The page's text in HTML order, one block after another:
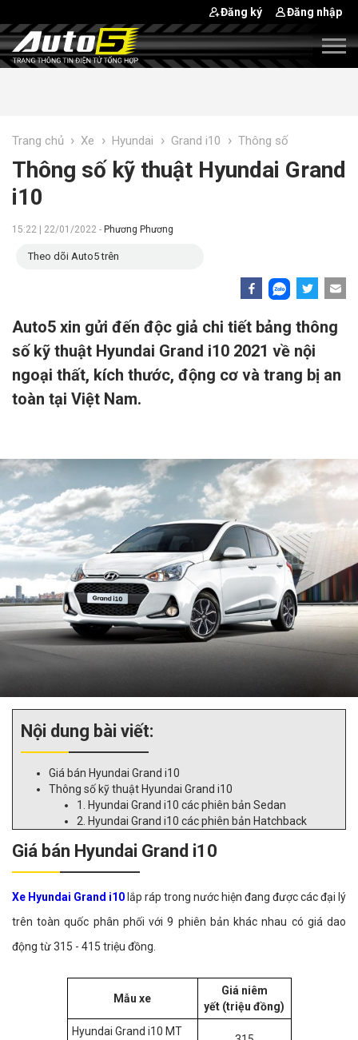
Đăng ký Đăng nhập
Trang chủ › Xe › Hyundai › Grand i10 › Thông số
Thông số kỹ thuật Hyundai Grand
i10
15:22 | 22/01/2022 - Phương Phương
Theo dõi Auto5 trên
Auto5 xin gửi đến độc giả chi tiết bảng thông
số kỹ thuật Hyundai Grand i10 2021 về nội
ngoại thất, kích thước, động cơ và trang bị an
toàn tại Việt Nam.
Nội dung bài viết:
Giá bán Hyundai Grand i10
Thông số kỹ thuật Hyundai Grand i10
1. Hyundai Grand i10 các phiên bản Sedan
2. Hyundai Grand i10 các phiên bản Hatchback
Giá bán Hyundai Grand i10
Xe Hyundai Grand i10 lắp ráp trong nước hiện đang được các đại lý
trên toàn quốc phân phối với 9 phiên bản khác nhau có giá dao
động từ 315 - 415 triệu đồng.
Mẫu xe
Giá niêm
yết (triệu đồng)
Hyundai Grand i10 MT